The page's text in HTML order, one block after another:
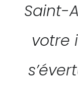
Saint-
votre